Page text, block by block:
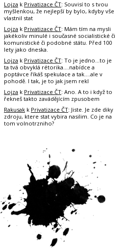
Lojza k Privatizace ČT: Souvisí to s tvou
myšlenkou, že nejlepší by bylo, kdyby vše
vlastnil stat
Lojza k Privatizace ČT: Mám tím na mysli
jakékoliv minulé i současné socialistické či
komunistické či podobné státu. Před 100
lety jako dneska.
Lojza k Privatizace ČT: To je jedno...to je
ta tvá obvyklá rétorika....nabídce a
poptávce říkáš spekulace a tak....ale v
pohodě. I tak, je to jak jsem rekl
Lojza k Privatizace ČT: Ano. A to i když to
řekneš takto zavádějícím zpusobem
Rakusak k Privatizace ČT: Jiste. Je zde diky
zdroju, ktere stat vybira nasilim. Co je na
tom volnotrzniho?